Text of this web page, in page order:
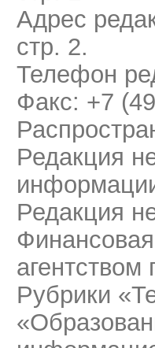
Адрес
стр. 2.
Телефон
Факс: +7
Редакция
Редакция
Рубрики